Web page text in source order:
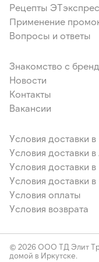
Рецепты
Применение
Вопросы и ответы
Знакомство с
Новости
Контакты
Вакансии
Условия доставки в
Условия доставки в
Условия доставки
Условия доставки
Условия оплаты
Условия возврата
© 2026 ООО ТД Элит
домой в Иркутске.